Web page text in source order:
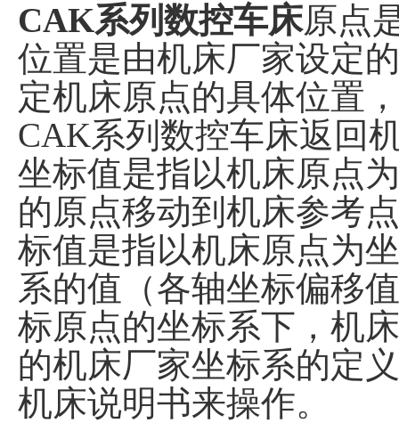
CAK系列数控车床原点
位置是由机床厂家设定
定机床原点的具体位置
CAK系列数控车床返回
坐标值是指以机床原点
的原点移动到机床参考
标值是指以机床原点为
系的值（各轴坐标偏移
标原点的坐标系下，机
的机床厂家坐标系的定
机床说明书来操作。